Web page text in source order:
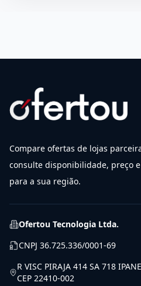
Compare ofertas de lojas
consulte disponibilidade, preço
para a sua região.
Ofertou Tecnologia Ltda.
CNPJ 36.725.336/0001-69
R VISC PIRAJA 414 SA 718
CEP 22410-002